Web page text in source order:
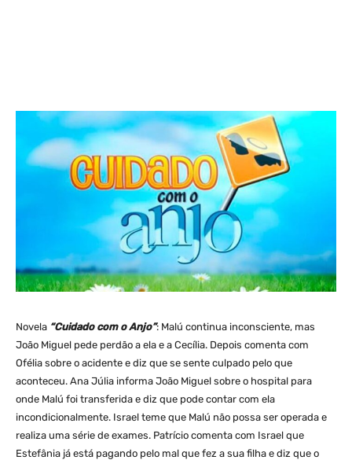
Novela “Cuidado com o Anjo”: Malú continua inconsciente, mas
João Miguel pede perdão a ela e a Cecília. Depois comenta com
Ofélia sobre o acidente e diz que se sente culpado pelo que
aconteceu. Ana Júlia informa João Miguel sobre o hospital para
onde Malú foi transferida e diz que pode contar com ela
incondicionalmente. Israel teme que Malú não possa ser operada e
realiza uma série de exames. Patrício comenta com Israel que
Estefânia já está pagando pelo mal que fez a sua filha e diz que o